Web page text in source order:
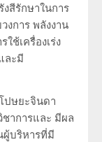
สีรักษาในการ
งการ พลังงาน
ช้เครื่องเร่ง
ละมี
ปษยะจินดา
าการและ มีผล
ผู้บริหารที่มี